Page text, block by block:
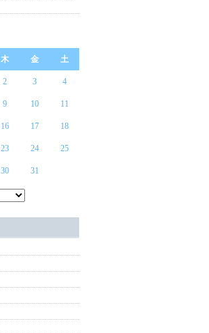
木 金 土
2 3 4
9 10 11
16 17 18
23 24 25
30 31